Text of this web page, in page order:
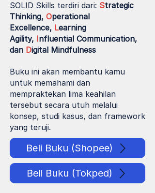
SOLID Skills terdiri dari: Strategic
Thinking, Operational
Excellence, Learning
Agility, Influential Communication,
dan Digital Mindfulness
Buku ini akan membantu kamu
untuk memahami dan
mempraktekan lima keahilan
tersebut secara utuh melalui
konsep, studi kasus, dan framework
yang teruji.
Beli Buku (Shopee)
Beli Buku (Tokped)